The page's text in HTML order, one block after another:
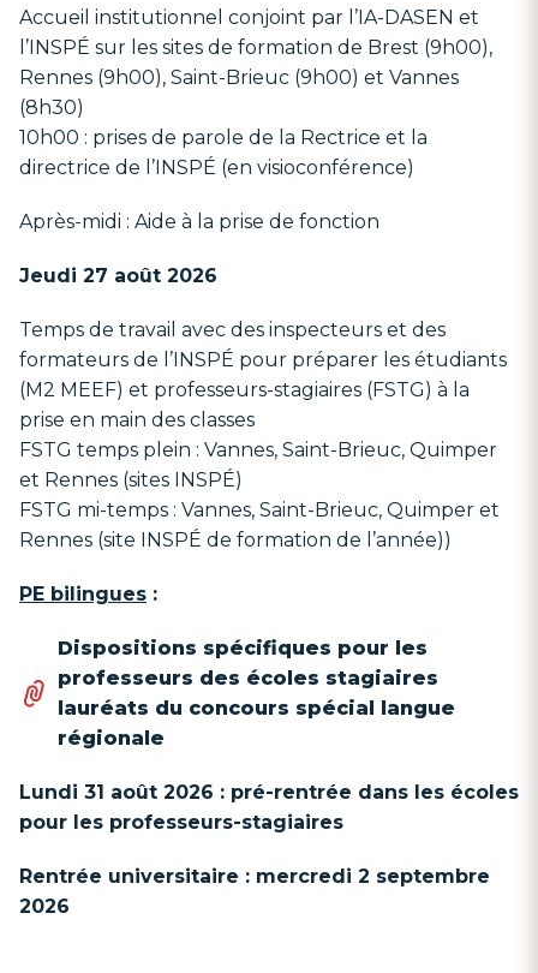
Accueil institutionnel conjoint par l’IA-DASEN et
l’INSPÉ sur les sites de formation de Brest (9h00),
Rennes (9h00), Saint-Brieuc (9h00) et Vannes
(8h30)
10h00 : prises de parole de la Rectrice et la
directrice de l’INSPÉ (en visioconférence)
Après-midi : Aide à la prise de fonction
Jeudi 27 août 2026
Temps de travail avec des inspecteurs et des
formateurs de l’INSPÉ pour préparer les étudiants
(M2 MEEF) et professeurs-stagiaires (FSTG) à la
prise en main des classes
FSTG temps plein : Vannes, Saint-Brieuc, Quimper
et Rennes (sites INSPÉ)
FSTG mi-temps : Vannes, Saint-Brieuc, Quimper et
Rennes (site INSPÉ de formation de l’année))
PE bilingues :
Dispositions spécifiques pour les
professeurs des écoles stagiaires
lauréats du concours spécial langue
régionale
Lundi 31 août 2026 : pré-rentrée dans les écoles
pour les professeurs-stagiaires
Rentrée universitaire : mercredi 2 septembre
2026